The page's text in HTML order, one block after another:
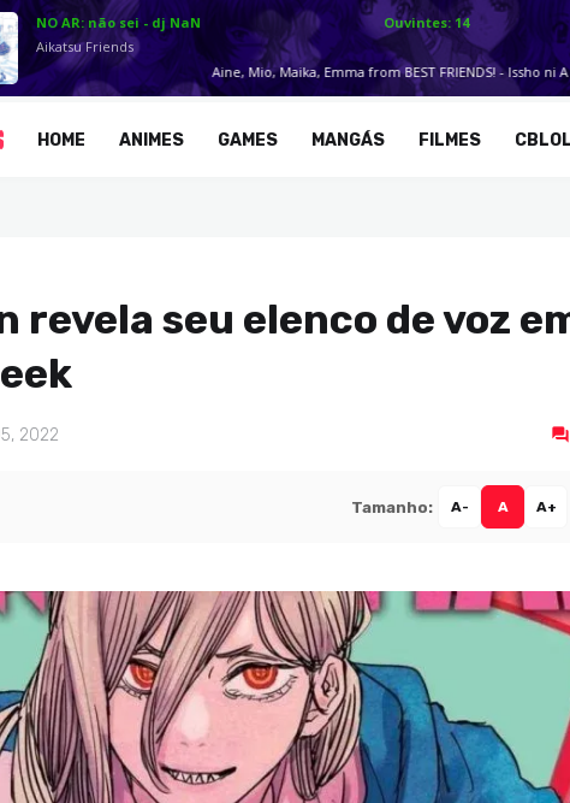
HOME ANIMES GAMES MANGÁS FILMES CBLOL
revela seu elenco de voz
2022
Tamanho: A- A A+